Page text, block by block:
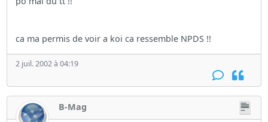
ca ma permis de voir a koi ca ressemble NPDS !!
2 juil. 2002 à 04:19
B-Mag